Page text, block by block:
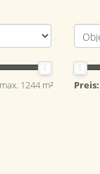
max. 1244 m² Preis: